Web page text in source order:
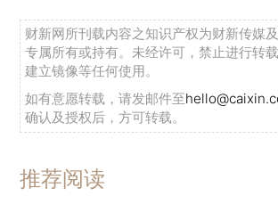
财新网所刊载内容之知识产权为财新传媒
专属所有或持有。未经许可，禁止进行转
建立镜像等任何使用。
如有意愿转载，请发邮件至
确认及授权后，方可转载。
推荐阅读